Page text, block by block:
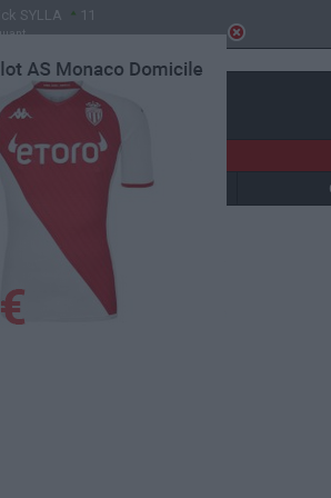
SYLLA 11
Date
2024